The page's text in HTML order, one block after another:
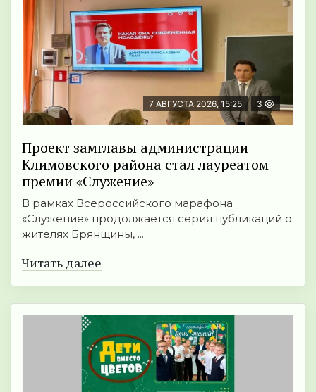
7 АВГУСТА 2026, 15:25 3
Проект замглавы администрации
Климовского района стал лауреатом
премии «Служение»
В рамках Всероссийского марафона
«Служение» продолжается серия публикаций о
жителях Брянщины, ...
Читать далее